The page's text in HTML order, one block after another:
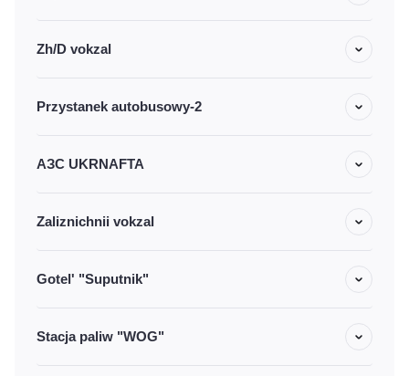
Zh/D vokzal
Przystanek autobusowy-2
АЗС UKRNAFTA
Zaliznichnii vokzal
Gotel' "Suputnik"
Stacja paliw "WOG"